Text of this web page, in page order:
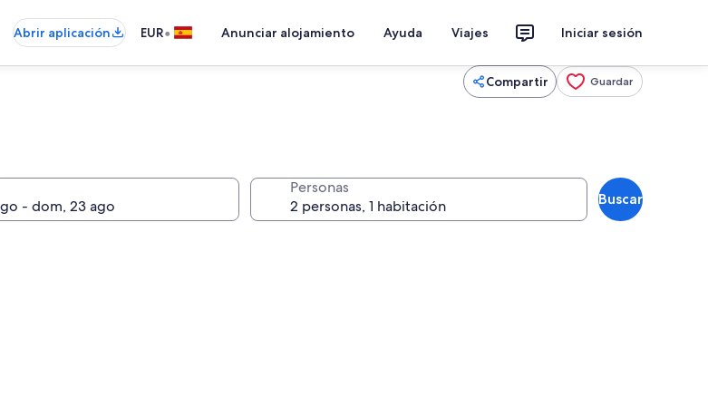
Abrir aplicación EUR• Anunciar alojamiento Ayuda Viajes Iniciar sesión
Compartir Guardar
Personas
Buscar